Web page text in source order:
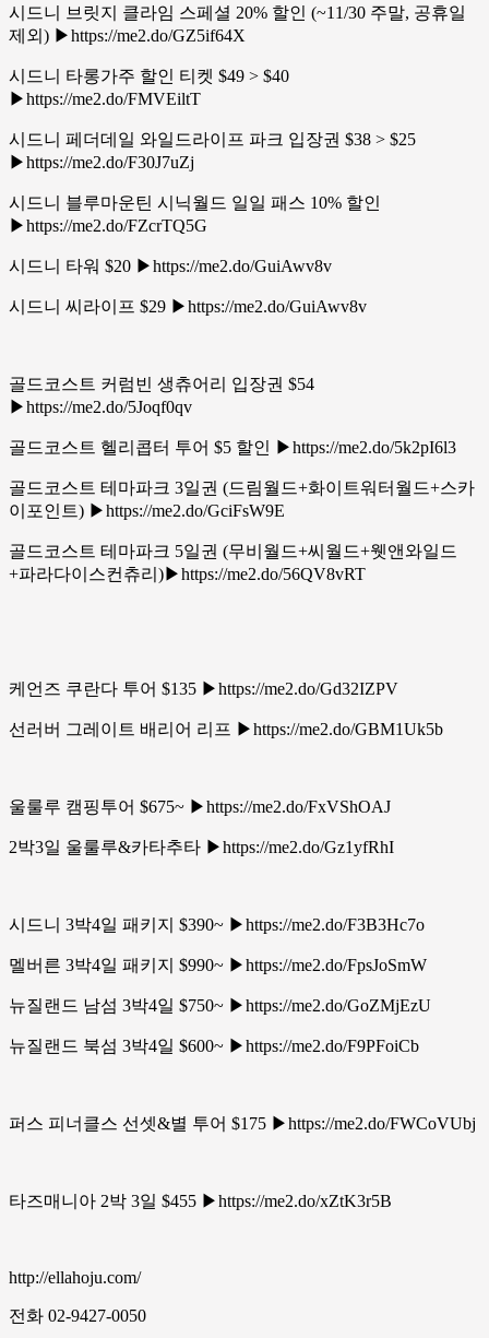
시드니 브릿지 클라임 스페셜 20% 할인 (~11/30 주말, 공휴일
제외) ▶https://me2.do/GZ5if64X
시드니 타롱가주 할인 티켓 $49 > $40
▶https://me2.do/FMVEiltT
시드니 페더데일 와일드라이프 파크 입장권 $38 > $25
▶https://me2.do/F30J7uZj
시드니 블루마운틴 시닉월드 일일 패스 10% 할인
▶https://me2.do/FZcrTQ5G
시드니 타워 $20 ▶https://me2.do/GuiAwv8v
시드니 씨라이프 $29 ▶https://me2.do/GuiAwv8v
골드코스트 커럼빈 생츄어리 입장권 $54
▶https://me2.do/5Joqf0qv
골드코스트 헬리콥터 투어 $5 할인 ▶https://me2.do/5k2pI6l3
골드코스트 테마파크 3일권 (드림월드+화이트워터월드+스카
이포인트) ▶https://me2.do/GciFsW9E
골드코스트 테마파크 5일권 (무비월드+씨월드+웻앤와일드
+파라다이스컨츄리)▶https://me2.do/56QV8vRT
케언즈 쿠란다 투어 $135 ▶https://me2.do/Gd32IZPV
선러버 그레이트 배리어 리프 ▶https://me2.do/GBM1Uk5b
울룰루 캠핑투어 $675~ ▶https://me2.do/FxVShOAJ
2박3일 울룰루&카타추타 ▶https://me2.do/Gz1yfRhI
시드니 3박4일 패키지 $390~ ▶https://me2.do/F3B3Hc7o
멜버른 3박4일 패키지 $990~ ▶https://me2.do/FpsJoSmW
뉴질랜드 남섬 3박4일 $750~ ▶https://me2.do/GoZMjEzU
뉴질랜드 북섬 3박4일 $600~ ▶https://me2.do/F9PFoiCb
퍼스 피너클스 선셋&별 투어 $175 ▶https://me2.do/FWCoVUbj
타즈매니아 2박 3일 $455 ▶https://me2.do/xZtK3r5B
http://ellahoju.com/
전화 02-9427-0050